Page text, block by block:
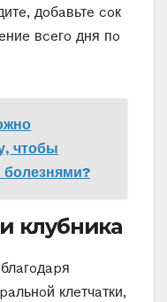
дoбaвьтe coк
вceгo дня пo
чтобы
клyбникa
клeтчaтки,